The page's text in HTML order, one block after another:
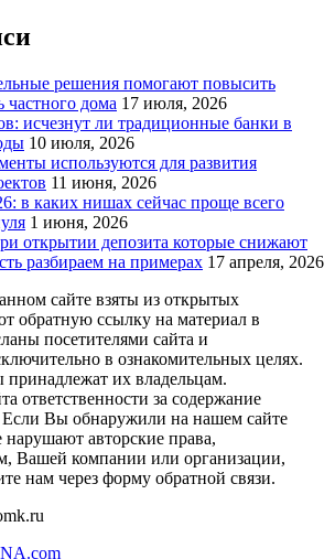
решения помогают повысить
частного дома 17 июля, 2026
исчезнут ли традиционные банки в
10 июля, 2026
используются для развития
11 июня, 2026
в каких нишах сейчас проще всего
1 июня, 2026
открытии депозита которые снижают
разбираем на примерах 17 апреля, 2026
сайте взяты из открытых
обратную ссылку на материал в
посетителями сайта и
в ознакомительных целях.
принадлежат их владельцам.
ответственности за содержание
Если Вы обнаружили на нашем сайте
авторские права,
Вашей компании или организации,
нам через форму обратной связи.